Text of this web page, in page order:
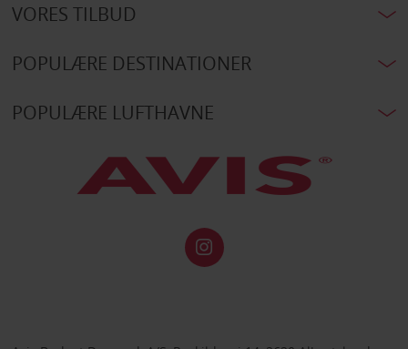
VORES TILBUD
POPULÆRE DESTINATIONER
POPULÆRE LUFTHAVNE